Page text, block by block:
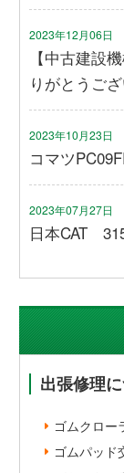
2023年12月06日
【中古建設
りがとうござ
2023年10月23日
コマツ
2023年07月27日
日本CAT
出張修理
ゴムクロー
ゴムパッド